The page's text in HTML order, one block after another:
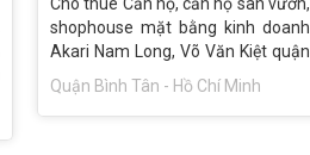
Cho thuê Căn hộ, căn hộ sân vườn,
shophouse mặt bằng kinh doanh
Akari Nam Long, Võ Văn Kiệt quận
Bình Tân, gần Quận 8, nhà trống
hoặc đầy đủ nội
Quận Bình Tân - Hồ Chí Minh